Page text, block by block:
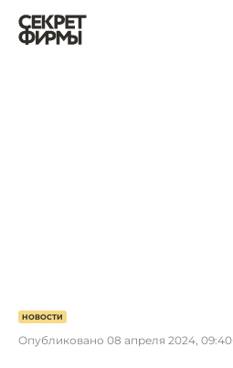
НОВОСТИ
Опубликовано 08 апреля 2024, 09:40